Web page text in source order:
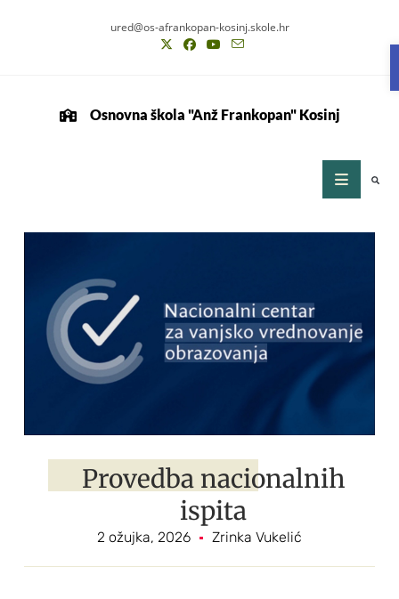
ured@os-afrankopan-kosinj.skole.hr
Osnovna škola "Anž Frankopan" Kosinj
Provedba nacionalnih
ispita
2 ožujka, 2026 Zrinka Vukelić